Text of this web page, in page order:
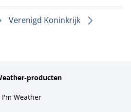
Verenigd Koninkrijk
producten
I'm Weather